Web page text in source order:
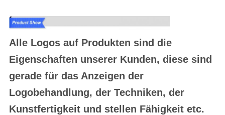
Alle Logos auf Produkten sind die
Eigenschaften unserer Kunden, diese sind
gerade für das Anzeigen der
Logobehandlung, der Techniken, der
Kunstfertigkeit und stellen Fähigkeit etc.